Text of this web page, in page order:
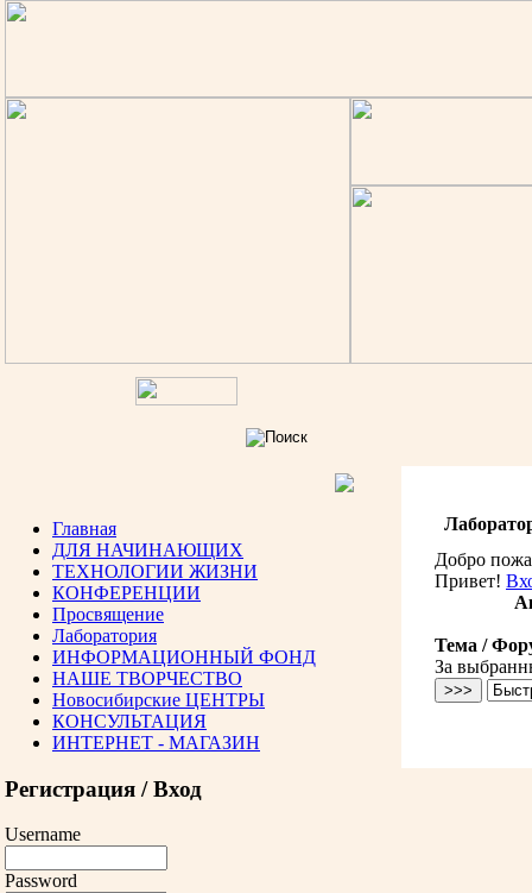
Главная
ДЛЯ НАЧИНАЮЩИХ
ТЕХНОЛОГИИ ЖИЗНИ
КОНФЕРЕНЦИИ
Просвящение
Лаборатория
ИНФОРМАЦИОННЫЙ ФОНД
НАШЕ ТВОРЧЕСТВО
Новосибирские ЦЕНТРЫ
КОНСУЛЬТАЦИЯ
ИНТЕРНЕТ - МАГАЗИН
Регистрация / Вход
Username
Password
Добро
Привет!
Тема /
За